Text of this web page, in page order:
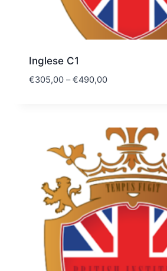
Inglese C1
€305,00–€490,00